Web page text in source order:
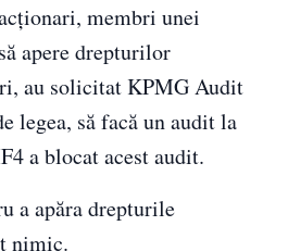
membri unei
apere drepturilor
au solicitat KPMG Audit
legea, să facă un audit la
a blocat acest audit.
a apăra drepturile
nimic.